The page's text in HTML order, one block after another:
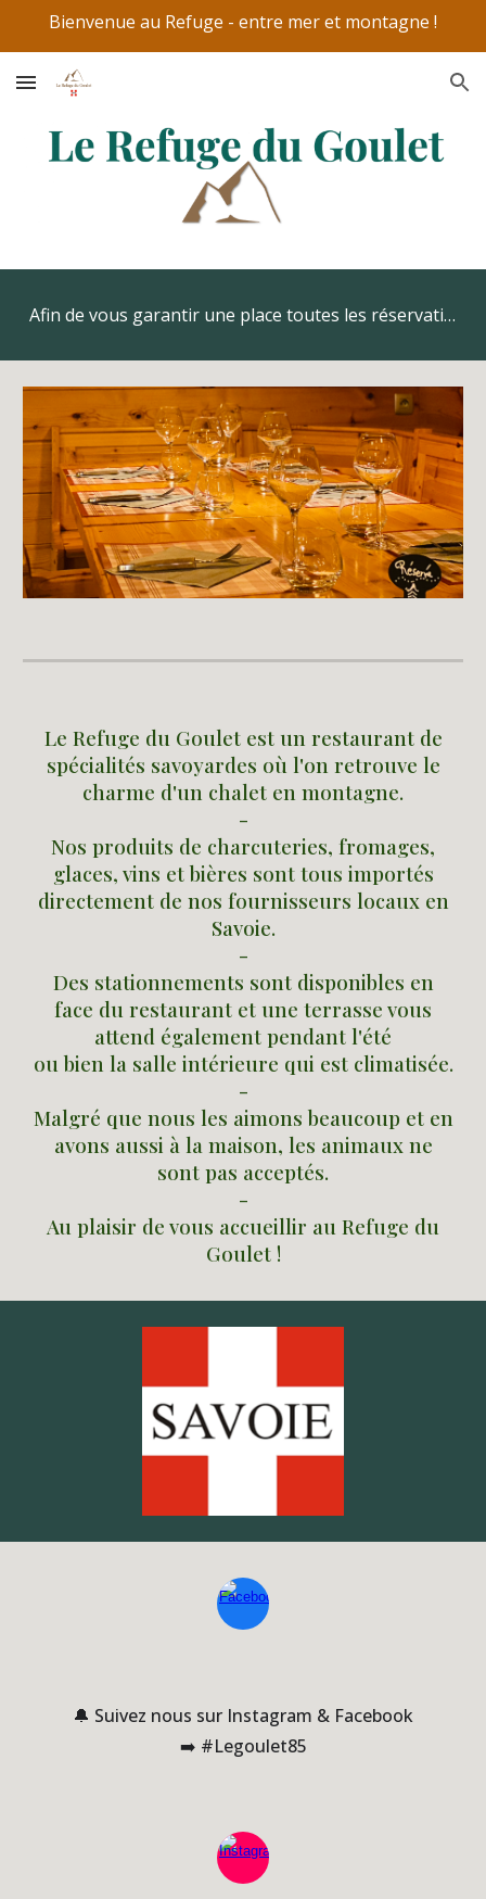
Bienvenue au Refuge - entre mer et montagne !
Afin de vous garantir une place toutes les réservations se font par téléphone uniquement: 02 51 95 67 08
Le Refuge du Goulet est un restaurant de
spécialités savoyardes où l'on retrouve le
charme d'un chalet en montagne.
-
Nos produits de charcuteries, fromages,
glaces, vins et bières sont tous importés
directement de nos fournisseurs locaux en
Savoie.
-
Des stationnements sont disponibles en
face du restaurant et une terrasse vous
attend également pendant l'été
ou bien la salle intérieure qui est climatisée.
-
Malgré que nous les aimons beaucoup et en
avons aussi à la maison, les animaux ne
sont pas acceptés.
-
Au plaisir de vous accueillir au Refuge du
Goulet !
🔔 Suivez nous sur Instagram & Facebook
➡️ #Legoulet85